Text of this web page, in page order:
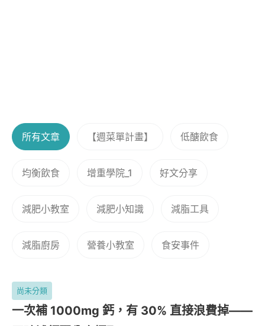
所有文章 【週菜單計畫】 低醣飲食
均衡飲食 增重學院_1 好文分享
減肥小教室 減肥小知識 減脂工具
減脂廚房 營養小教室 食安事件
尚未分類
一次補 1000mg 鈣，有 30% 直接浪費掉——